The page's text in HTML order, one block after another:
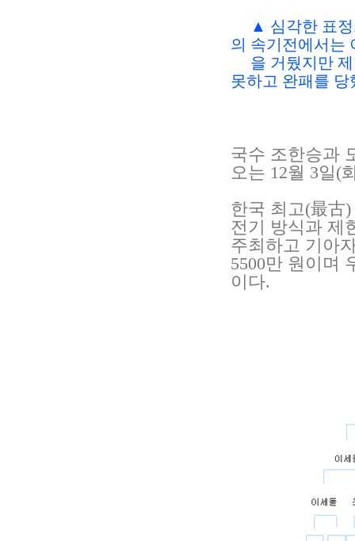
▲ 심각한 표정
의 속기전에서는
을 거뒀지만 제
못하고 완패를 당
국수 조한승과
오는 12월 3일(
한국 최고(最古
전기 방식과 제
주최하고 기아
5500만 원이며
이다.